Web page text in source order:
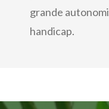
grande
handicap.